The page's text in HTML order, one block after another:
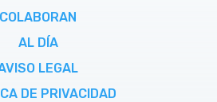
COLABORAN
AL DÍA
LEGAL
DE PRIVACIDAD